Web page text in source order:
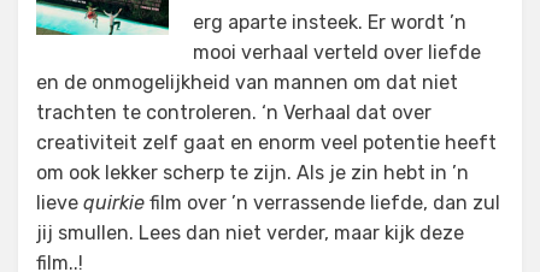
erg aparte insteek. Er wordt ’n
mooi verhaal verteld over liefde
en de onmogelijkheid van mannen om dat niet
trachten te controleren. ‘n Verhaal dat over
creativiteit zelf gaat en enorm veel potentie heeft
om ook lekker scherp te zijn. Als je zin hebt in ’n
lieve quirkie film over ’n verrassende liefde, dan zul
jij smullen. Lees dan niet verder, maar kijk deze
film..!